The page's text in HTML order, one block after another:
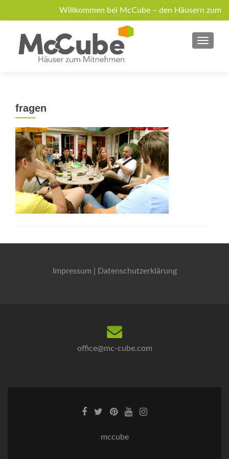
Willkommen bei McCube – den Häusern zum
Mitnehmen!
Über McCube Modelle News Anfrage
MENU
fragen
Impressum Datenschutzerklärung
office@mc-cube.com
mccube